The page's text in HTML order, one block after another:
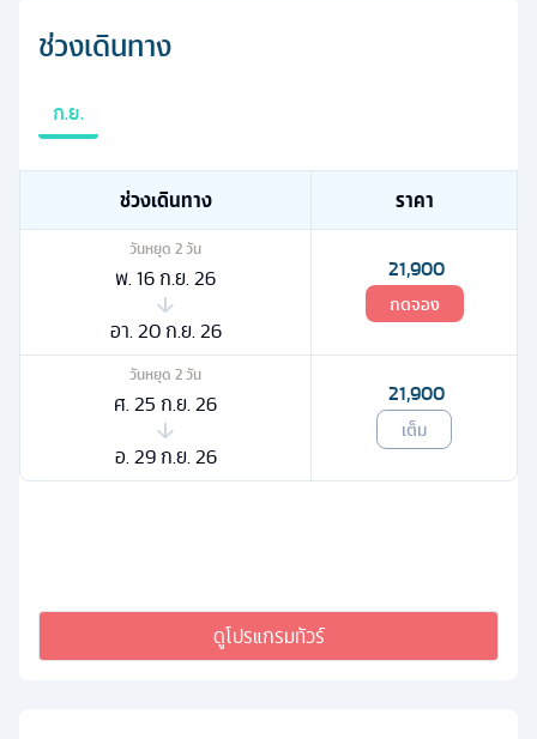
ช่วงเดินทาง
ก.ย.
ช่วงเดินทาง ราคา
วันหยุด 2วัน
พ. 16 ก.ย. 26
อา. 20 ก.ย. 26
21,900
กดจอง
วันหยุด 2วัน
ศ. 25 ก.ย. 26
อ. 29 ก.ย. 26
21,900
เต็ม
ดูโปรแกรมทัวร์